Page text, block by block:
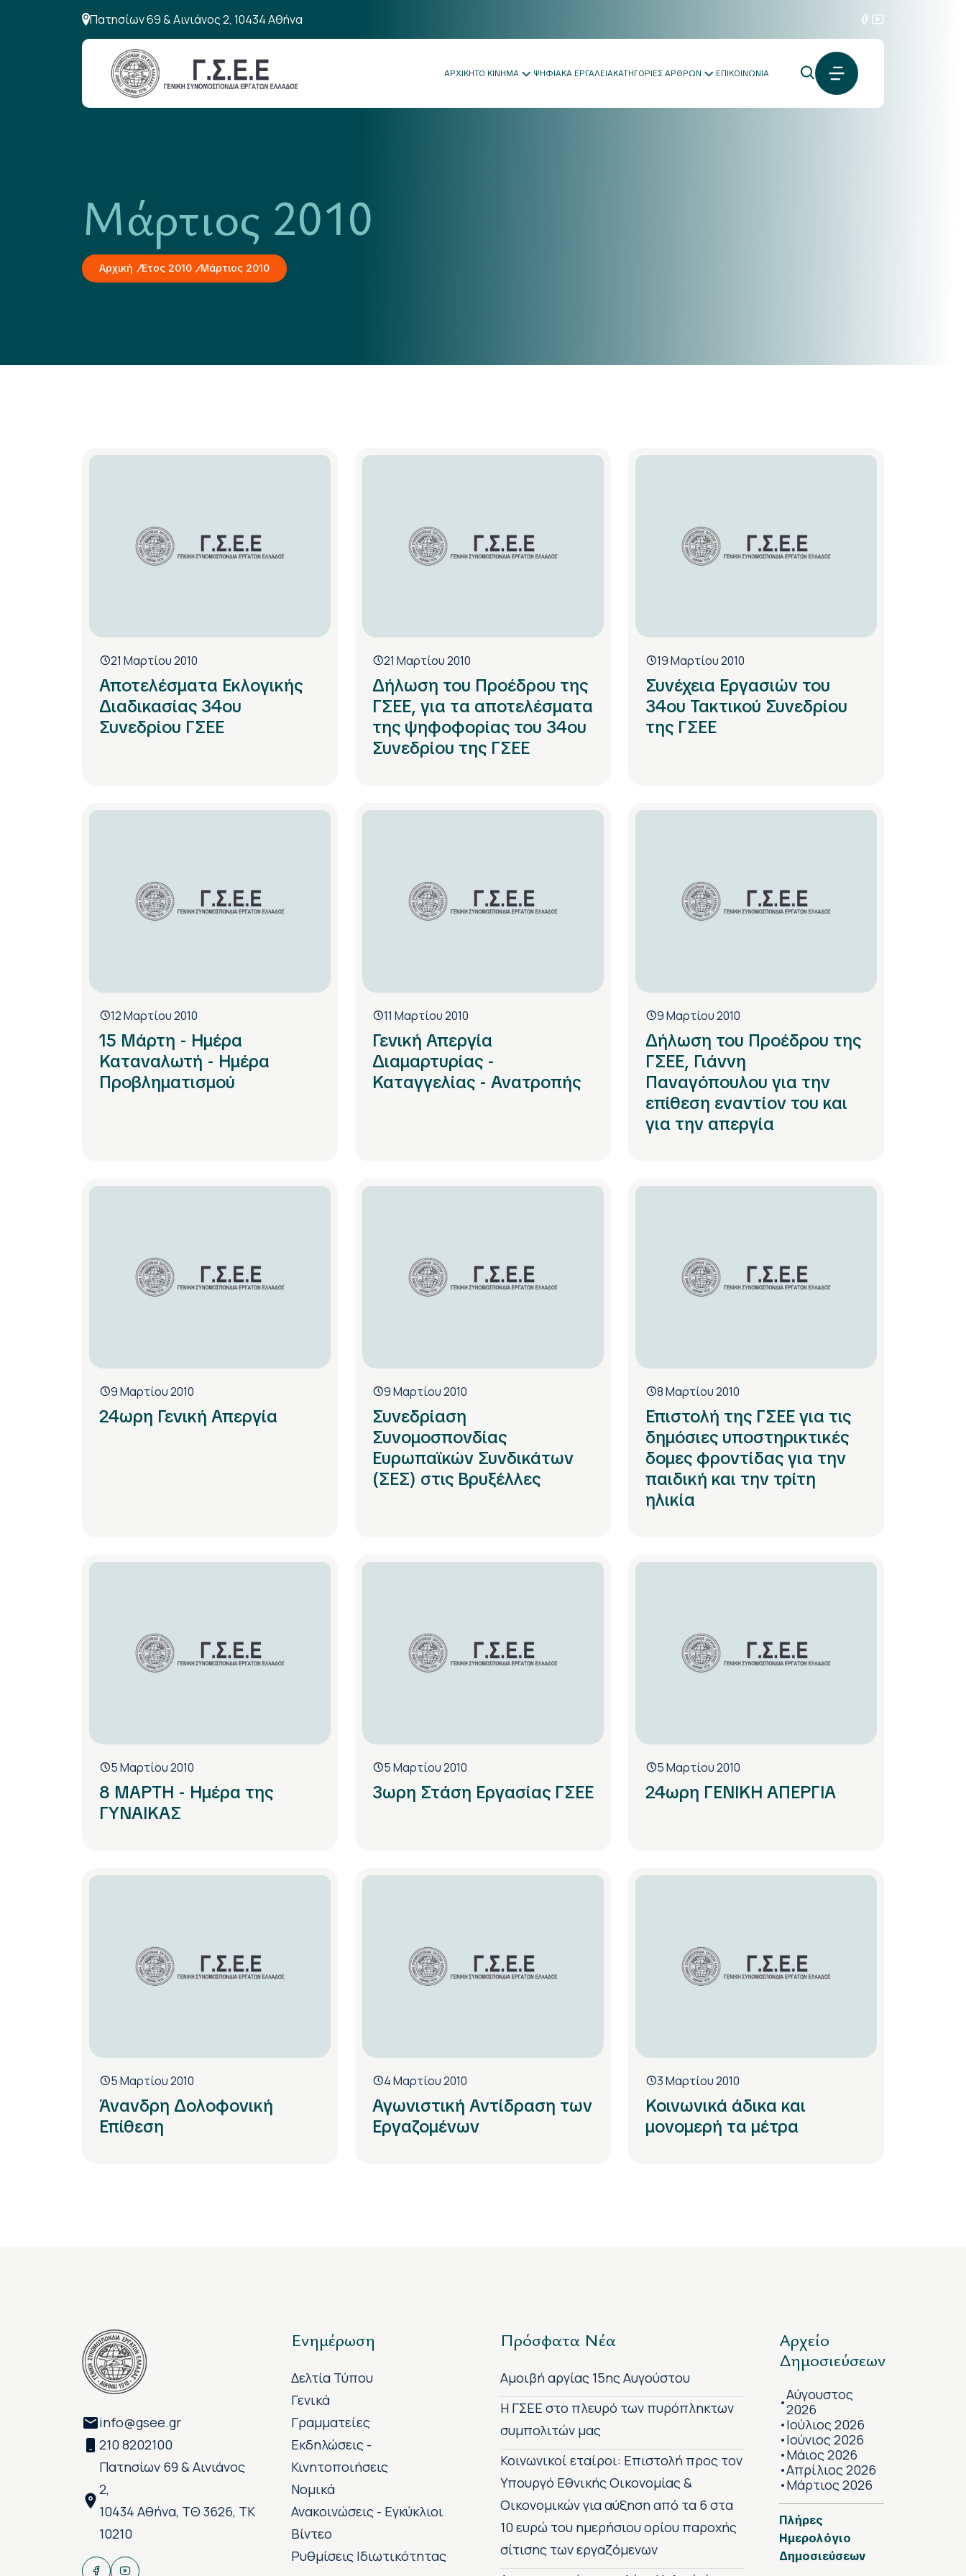
Πατησίων 69 & Αινιάνος 2, 10434 Αθήνα
ΑΡΧΙΚΗΤΟ ΚΙΝΗΜΑ ΨΗΦΙΑΚΑ ΕΡΓΑΛΕΙΑΚΑΤΗΓΟΡΙΕΣ ΑΡΘΡΩΝ ΕΠΙΚΟΙΝΩΝΙΑ
Μάρτιος 2010
Αρχική Έτος 2010 Μάρτιος 2010
21 Μαρτίου 2010
Αποτελέσματα Εκλογικής
Διαδικασίας 34ου
Συνεδρίου ΓΣΕΕ
21 Μαρτίου 2010
Δήλωση του Προέδρου της
ΓΣΕΕ, για τα αποτελέσματα
της ψηφοφορίας του 34ου
Συνεδρίου της ΓΣΕΕ
19 Μαρτίου 2010
Συνέχεια Εργασιών του
34ου Τακτικού Συνεδρίου
της ΓΣΕΕ
12 Μαρτίου 2010
15 Μάρτη - Ημέρα
Καταναλωτή - Ημέρα
Προβληματισμού
11 Μαρτίου 2010
Γενική Απεργία
Διαμαρτυρίας -
Καταγγελίας - Ανατροπής
9 Μαρτίου 2010
Δήλωση του Προέδρου της
ΓΣΕΕ, Γιάννη
Παναγόπουλου για την
επίθεση εναντίον του και
για την απεργία
9 Μαρτίου 2010
24ωρη Γενική Απεργία
9 Μαρτίου 2010
Συνεδρίαση
Συνομοσπονδίας
Ευρωπαϊκών Συνδικάτων
(ΣΕΣ) στις Βρυξέλλες
8 Μαρτίου 2010
Επιστολή της ΓΣΕΕ για τις
δημόσιες υποστηρικτικές
δομες φροντίδας για την
παιδική και την τρίτη
ηλικία
5 Μαρτίου 2010
8 ΜΑΡΤΗ - Ημέρα της
ΓΥΝΑΙΚΑΣ
5 Μαρτίου 2010
3ωρη Στάση Εργασίας ΓΣΕΕ
5 Μαρτίου 2010
24ωρη ΓΕΝΙΚΗ ΑΠΕΡΓΙΑ
5 Μαρτίου 2010
Άνανδρη Δολοφονική
Επίθεση
4 Μαρτίου 2010
Αγωνιστική Αντίδραση των
Εργαζομένων
3 Μαρτίου 2010
Κοινωνικά άδικα και
μονομερή τα μέτρα
info@gsee.gr
210 8202100
Πατησίων 69 & Αινιάνος
2,
10434 Αθήνα, ΤΘ 3626, ΤΚ
10210
Ενημέρωση
Δελτία Τύπου
Γενικά
Γραμματείες
Εκδηλώσεις -
Κινητοποιήσεις
Νομικά
Ανακοινώσεις - Εγκύκλιοι
Βίντεο
Ρυθμίσεις Ιδιωτικότητας
Πρόσφατα Νέα
Αμοιβή αργίας 15ης Αυγούστου
H ΓΣΕΕ στο πλευρό των πυρόπληκτων
συμπολιτών μας
Κοινωνικοί εταίροι: Επιστολή προς τον
Υπουργό Εθνικής Οικονομίας &
Οικονομικών για αύξηση από τα 6 στα
10 ευρώ του ημερήσιου ορίου παροχής
σίτισης των εργαζόμενων
Αρχείο
Δημοσιεύσεων
•Αύγουστος
2026
•Ιούλιος 2026
•Ιούνιος 2026
•Μάιος 2026
•Απρίλιος 2026
•Μάρτιος 2026
Πλήρες
Ημερολόγιο
Δημοσιεύσεων